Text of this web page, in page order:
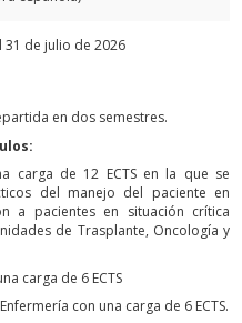
31 de julio de 2026
en dos semestres.
carga de 12 ECTS en la que se
del manejo del paciente en
a pacientes en situación crítica
de Trasplante, Oncología y
carga de 6 ECTS
con una carga de 6 ECTS.